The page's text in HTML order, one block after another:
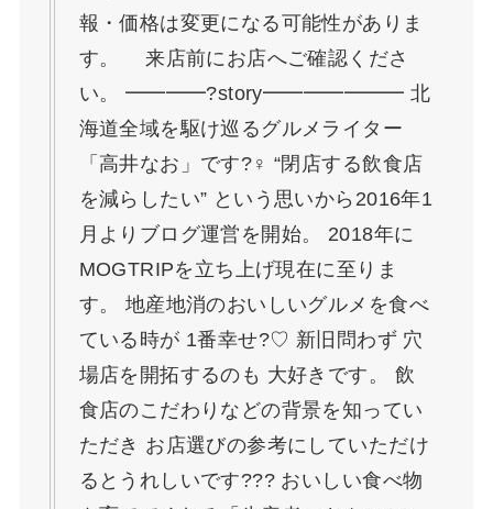
報・価格は変更になる可能性がありま
す。 来店前にお店へご確認くださ
い。 ━━━━?story━━━━━━━ 北
海道全域を駆け巡るグルメライター
「高井なお」です?‍♀️ “閉店する飲食店
を減らしたい” という思いから2016年1
月よりブログ運営を開始。 2018年に
MOGTRIPを立ち上げ現在に至りま
す。 地産地消のおいしいグルメを食べ
ている時が 1番幸せ?♡ 新旧問わず 穴
場店を開拓するのも 大好きです。 飲
食店のこだわりなどの背景を知ってい
ただき お店選びの参考にしていただけ
るとうれしいです??? おいしい食べ物